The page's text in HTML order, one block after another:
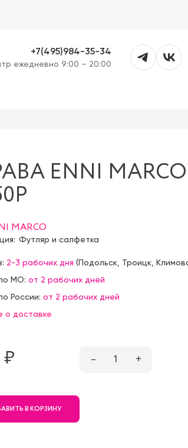
+7(495)984-35-34
ежедневно 9:00 – 20:00
ENNI
MARCO
Футляр и салфетка
2-3 рабочих дня (Подольск, Троицк,
МО: от 2 рабочих дней
России: от 2 рабочих дней
о доставке
₷ – 1 +
В КОРЗИНУ